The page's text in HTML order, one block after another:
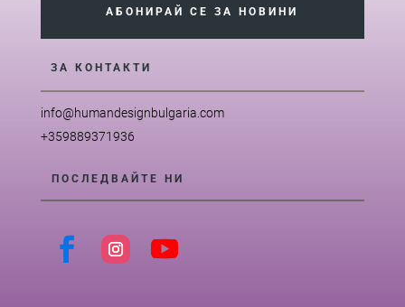
АБОНИРАЙ СЕ ЗА НОВИНИ
ЗА КОНТАКТИ
info@humandesignbulgaria.com
+359889371936
ПОСЛЕДВАЙТЕ НИ